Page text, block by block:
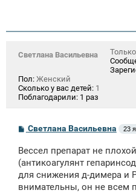
Светлана Васильевна
Пол: Женский
Сколько у вас детей: 1
Поблагодарили: 1 раз
С
б
щ
н
и
Светлана Васильевна 23
Вессел препарат не
(антикоагулянт
для снижения д-димера и
внимательны, он не всем